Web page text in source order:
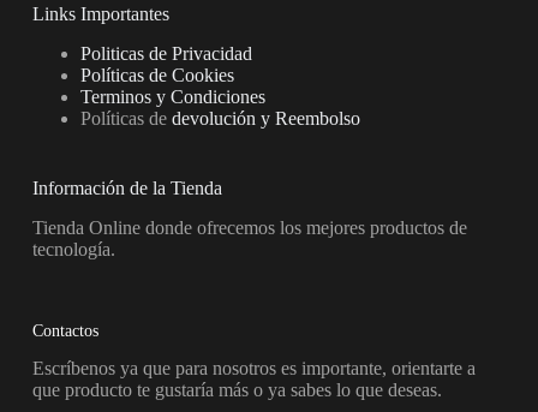
Links Importantes
Politicas de Privacidad
Políticas de Cookies
Terminos y Condiciones
Políticas de devolución y Reembolso
Información de la Tienda
Tienda Online donde ofrecemos los mejores productos de
tecnología.
Contactos
Escríbenos ya que para nosotros es importante, orientarte a
que producto te gustaría más o ya sabes lo que deseas.